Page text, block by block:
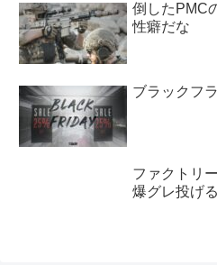
倒したPMC
性癖だな
ブラックフ
ファクトリ
爆グレ投げ